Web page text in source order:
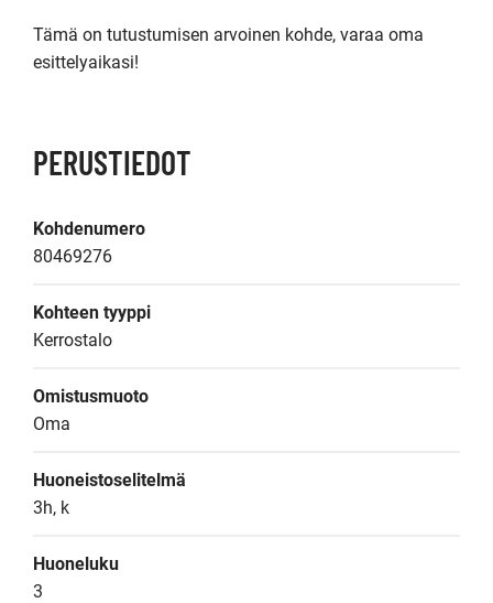
Tämä on tutustumisen arvoinen kohde, varaa oma
esittelyaikasi!
PERUSTIEDOT
Kohdenumero
80469276
Kohteen tyyppi
Kerrostalo
Omistusmuoto
Oma
Huoneistoselitelmä
3h, k
Huoneluku
3